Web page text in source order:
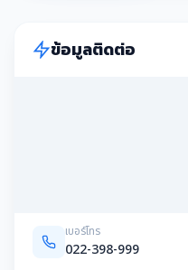
ข้อมูลติดต่อ
เบอร์โทร
022-398-999